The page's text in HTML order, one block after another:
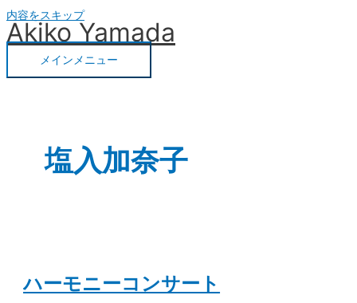
内容をスキップ
Akiko Yamada
メインメニュー
塩入加奈子
ハーモニーコンサート